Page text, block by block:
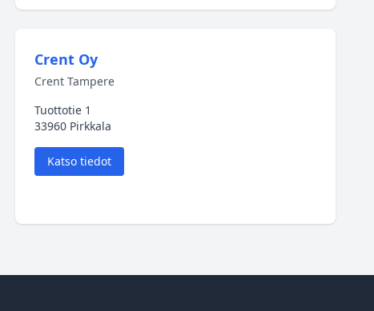
Crent Oy
Crent Tampere
Tuottotie 1
33960 Pirkkala
Katso tiedot